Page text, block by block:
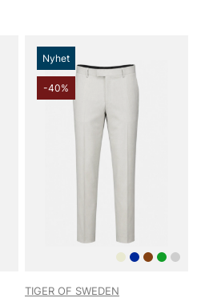
Nyhet
-40%
TIGER OF SWEDEN